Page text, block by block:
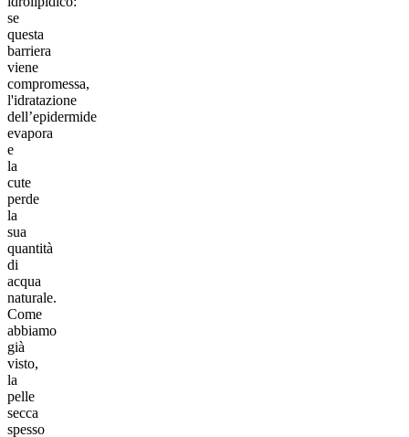
se
questa
barriera
viene
compromessa,
l'idratazione
dell’epidermide
evapora
e
la
cute
perde
la
sua
quantità
di
acqua
naturale.
Come
abbiamo
già
visto,
la
pelle
secca
spesso